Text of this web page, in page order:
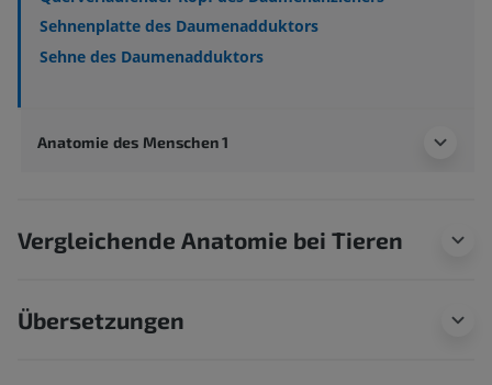
Sehnenplatte des Daumenadduktors
Sehne des Daumenadduktors
Anatomie des Menschen 1
Vergleichende Anatomie bei Tieren
Übersetzungen